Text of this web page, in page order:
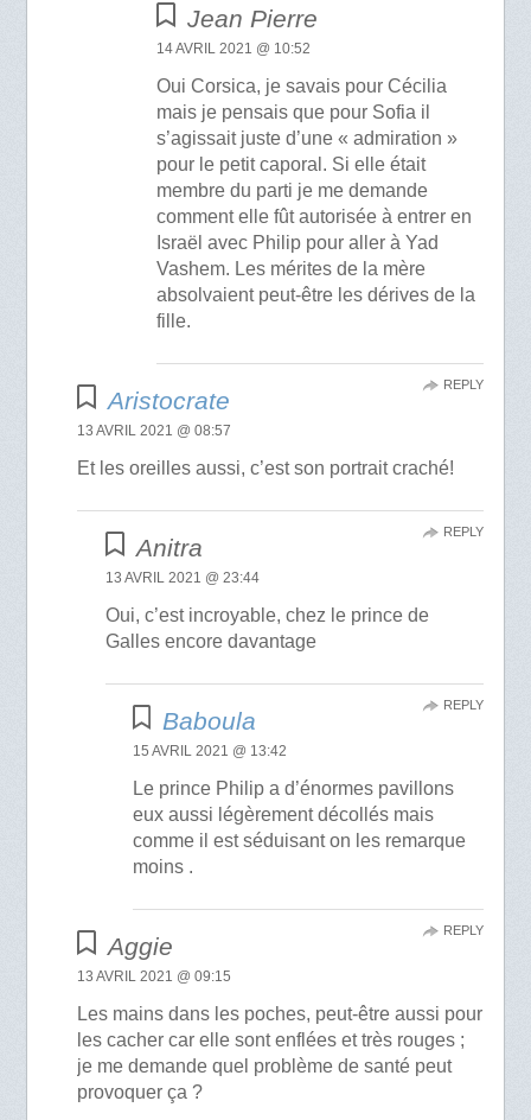
Jean Pierre
14 AVRIL 2021 @ 10:52
Oui Corsica, je savais pour Cécilia
mais je pensais que pour Sofia il
s’agissait juste d’une « admiration »
pour le petit caporal. Si elle était
membre du parti je me demande
comment elle fût autorisée à entrer en
Israël avec Philip pour aller à Yad
Vashem. Les mérites de la mère
absolvaient peut-être les dérives de la
fille.
Aristocrate
13 AVRIL 2021 @ 08:57
Et les oreilles aussi, c’est son portrait craché!
REPLY
Anitra
13 AVRIL 2021 @ 23:44
Oui, c’est incroyable, chez le prince de
Galles encore davantage
REPLY
Baboula
15 AVRIL 2021 @ 13:42
Le prince Philip a d’énormes pavillons
eux aussi légèrement décollés mais
comme il est séduisant on les remarque
moins .
REPLY
Aggie
13 AVRIL 2021 @ 09:15
Les mains dans les poches, peut-être aussi pour
les cacher car elle sont enflées et très rouges ;
je me demande quel problème de santé peut
provoquer ça ?
REPLY